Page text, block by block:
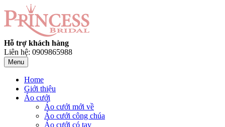
Hỗ trợ khách hàng
Liên hệ: 0909865988
Menu
Home
Giới thiệu
Áo cưới
Áo cưới mới về
Áo cưới công chúa
Áo cưới có tay